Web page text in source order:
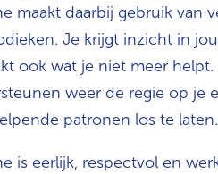
maakt daarbij gebruik van
Je krijgt inzicht in
ook wat je niet meer
weer de regie op je
patronen los te laten.
is eerlijk, respectvol en